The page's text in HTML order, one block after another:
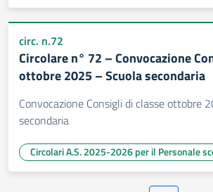
circ. n.72
Circolare n° 72 – Convocazione
ottobre 2025 – Scuola secondaria
Convocazione Consigli di classe ottobre
secondaria
Circolari A.S. 2025-2026 per il Personale